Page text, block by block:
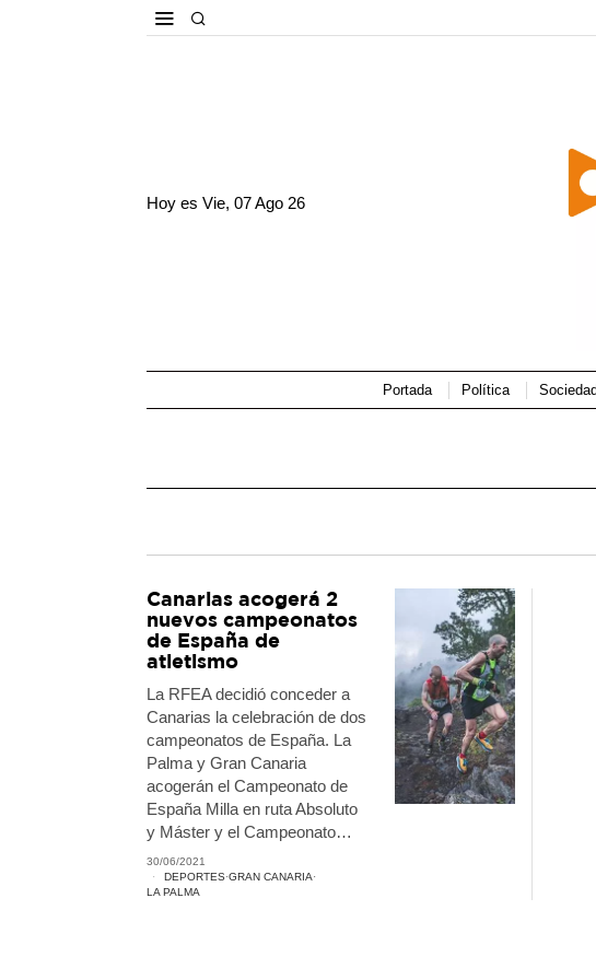
Hoy esVie, 07 Ago 26
Portada Política Sociedad
Canarias acogerá 2
nuevos campeonatos
de España de
atletismo
La RFEA decidió conceder a
Canarias la celebración de dos
campeonatos de España. La
Palma y Gran Canaria
acogerán el Campeonato de
España Milla en ruta Absoluto
y Máster y el Campeonato…
30/06/2021
DEPORTES·GRAN CANARIA·
LA PALMA